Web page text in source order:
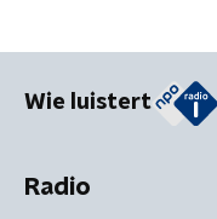
Wie luistert
Radio